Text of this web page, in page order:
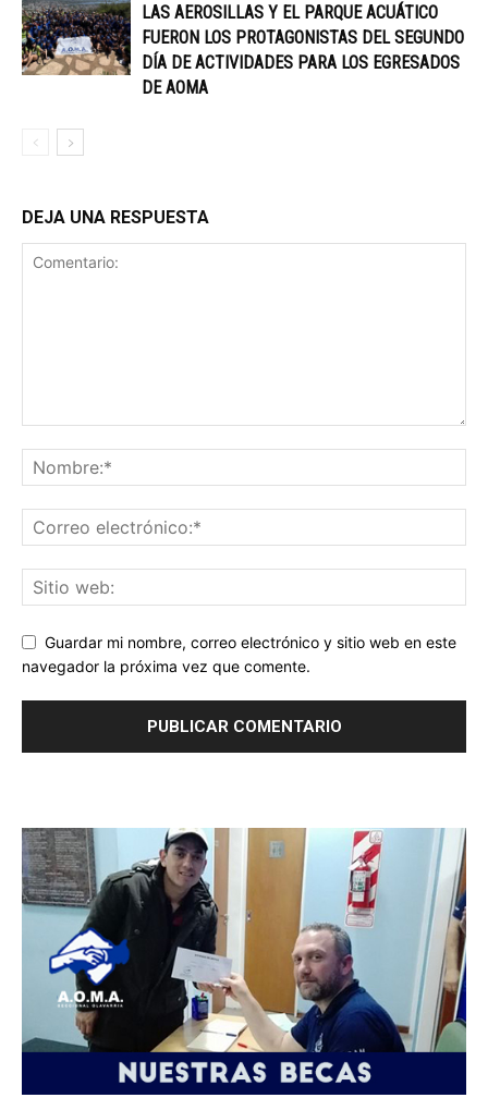
LAS AEROSILLAS Y EL PARQUE ACUÁTICO
FUERON LOS PROTAGONISTAS DEL SEGUNDO
DÍA DE ACTIVIDADES PARA LOS EGRESADOS
DE AOMA
DEJA UNA RESPUESTA
Guardar mi nombre, correo electrónico y sitio web en este
navegador la próxima vez que comente.